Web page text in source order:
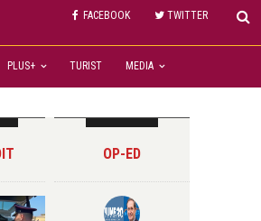
FACEBOOK TWITTER
PLUS+ TURIST MEDIA
OP-ED